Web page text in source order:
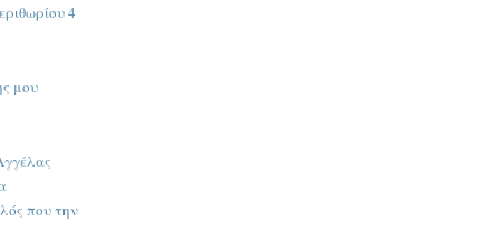
4
μου
που την